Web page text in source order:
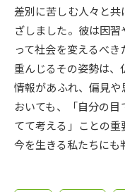
先輩が入学を決めた理由
新生活お役立ちガイド
学
差別に苦しむ人々と
ざしました。彼は因
って社会を変えるべ
重んじるその姿勢は、
情報があふれ、偏見
おいても、「自分の
てて考える」ことの重
今を生きる私たちにも